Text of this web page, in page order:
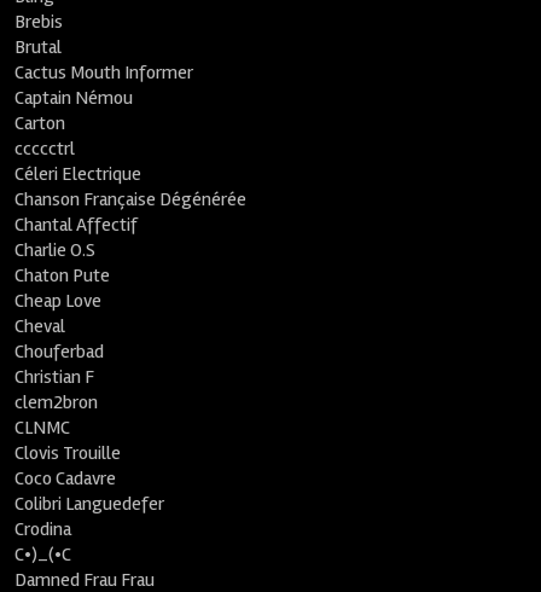
Brebis
Brutal
Cactus Mouth Informer
Captain Némou
Carton
ccccctrl
Céleri Electrique
Chanson Française Dégénérée
Chantal Affectif
Charlie O.S
Chaton Pute
Cheap Love
Cheval
Chouferbad
Christian F
clem2bron
CLNMC
Clovis Trouille
Coco Cadavre
Colibri Languedefer
Crodina
C•)_(•C
Damned Frau Frau